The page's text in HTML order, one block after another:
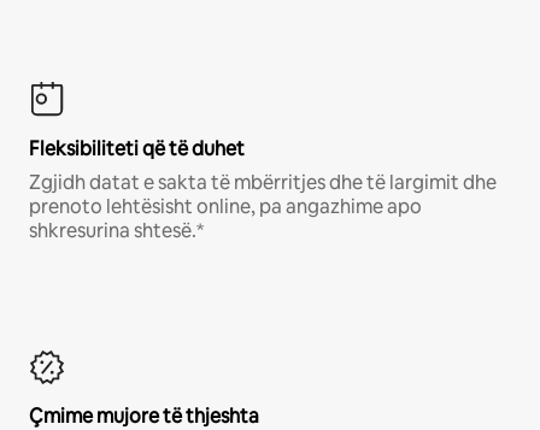
Fleksibiliteti që të duhet
Zgjidh datat e sakta të mbërritjes dhe të largimit dhe
prenoto lehtësisht online, pa angazhime apo
shkresurina shtesë.*
Çmime mujore të thjeshta